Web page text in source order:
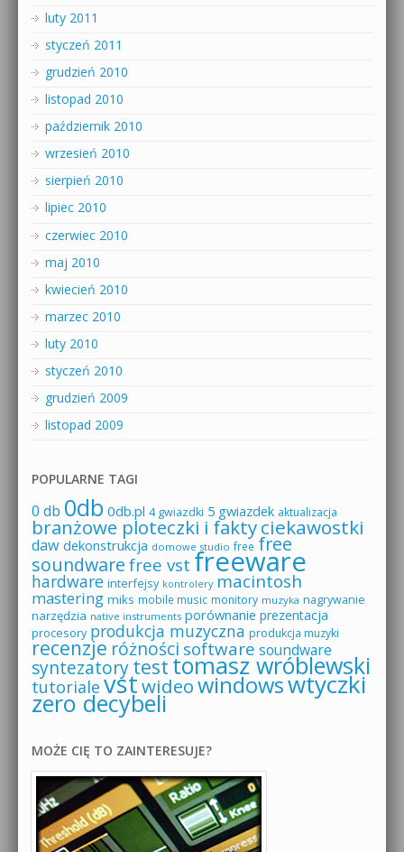
luty 2011
styczeń 2011
grudzień 2010
listopad 2010
październik 2010
wrzesień 2010
sierpień 2010
lipiec 2010
czerwiec 2010
maj 2010
kwiecień 2010
marzec 2010
luty 2010
styczeń 2010
grudzień 2009
listopad 2009
POPULARNE TAGI
0 db 0db 0db.pl 4 gwiazdki 5 gwiazdek aktualizacja
branżowe ploteczki i faktyciekawostki
daw dekonstrukcja domowe studio free free
soundware free vst freeware
hardware interfejsy kontrolery macintosh
mastering miks mobile music monitory muzyka nagrywanie
narzędzia native instruments porównanie prezentacja
procesory produkcja muzyczna produkcja muzyki
recenzje różności software soundware
syntezatorytesttomasz wróblewski
tutoriale vstwideowindowswtyczki
zero decybeli
MOŻE CIĘ TO ZAINTERESUJE?